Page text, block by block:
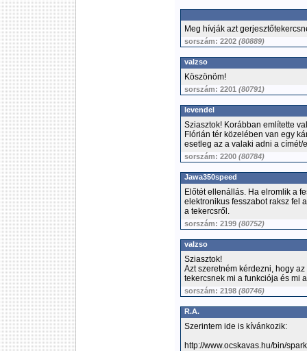
Meg hívják azt
sorszám: 2202 (80889)
valzso
Köszönöm!
sorszám: 2201 (80791)
levendel
Sziasztok! Korábban említette
Flórián tér közelében van egy
esetleg az a valaki adni a
sorszám: 2200 (80784)
Jawa350speed
Előtét ellenállás. Ha elromlik a
elektronikus fesszabot raksz fel
a tekercsről.
sorszám: 2199 (80752)
valzso
Sziasztok!
Azt szeretném kérdezni, hogy
tekercsnek mi a funkciója és mi
sorszám: 2198 (80746)
R.A.
Szerintem ide is kívánkozik:
http://www.ocskavas.hu/bin/